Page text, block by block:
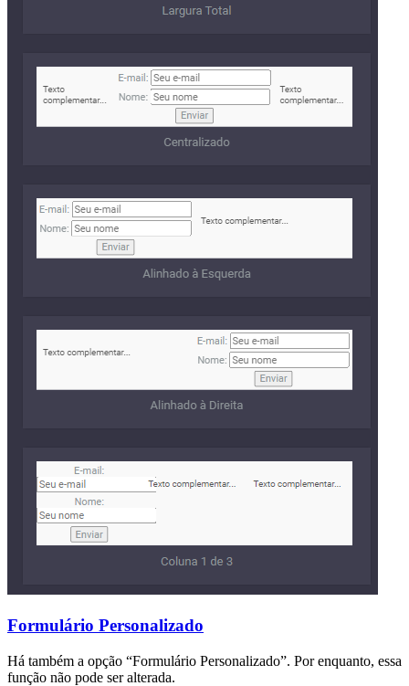
Formulário Personalizado
Há também a opção “Formulário Personalizado”. Por enquanto, essa
função não pode ser alterada.